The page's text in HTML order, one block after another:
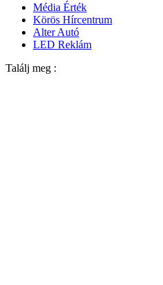
Média Érték
Körös Hírcentrum
Alter Autó
LED Reklám
Találj meg :